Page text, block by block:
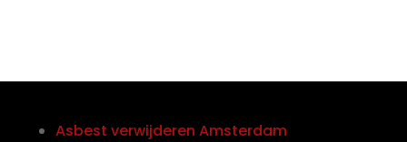
Asbest verwijderen Amsterdam